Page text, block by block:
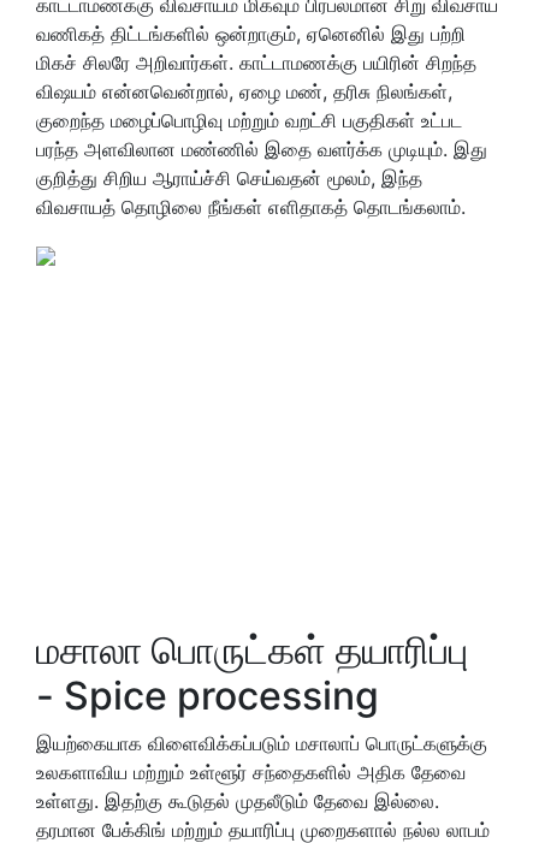
வணிகத் திட்டங்களில் ஒன்றாகும், ஏனெனில் இது பற்றி
மிகச் சிலரே அறிவார்கள். காட்டாமணக்கு பயிரின் சிறந்த
விஷயம் என்னவென்றால், ஏழை மண், தரிசு நிலங்கள்,
குறைந்த மழைப்பொழிவு மற்றும் வறட்சி பகுதிகள் உட்பட
பரந்த அளவிலான மண்ணில் இதை வளர்க்க முடியும். இது
குறித்து சிறிய ஆராய்ச்சி செய்வதன் மூலம், இந்த
விவசாயத் தொழிலை நீங்கள் எளிதாகத் தொடங்கலாம்.
மசாலா பொருட்கள் தயாரிப்பு
- Spice processing
இயற்கையாக விளைவிக்கப்படும் மசாலாப் பொருட்களுக்கு
உலகளாவிய மற்றும் உள்ளூர் சந்தைகளில் அதிக தேவை
உள்ளது. இதற்கு கூடுதல் முதலீடும் தேவை இல்லை.
தரமான பேக்கிங் மற்றும் தயாரிப்பு முறைகளால் நல்ல லாபம்